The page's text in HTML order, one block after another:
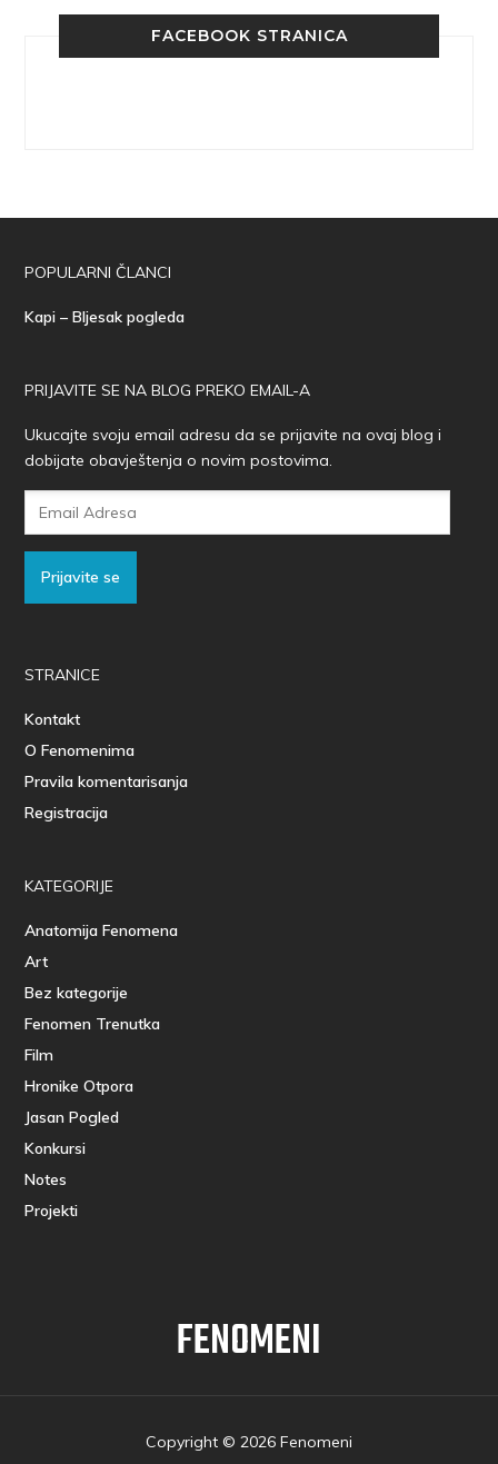
FACEBOOK STRANICA
POPULARNI ČLANCI
Kapi – Bljesak pogleda
PRIJAVITE SE NA BLOG PREKO EMAIL-A
Ukucajte svoju email adresu da se prijavite na ovaj blog i
dobijate obavještenja o novim postovima.
Prijavite se
STRANICE
Kontakt
O Fenomenima
Pravila komentarisanja
Registracija
KATEGORIJE
Anatomija Fenomena
Art
Bez kategorije
Fenomen Trenutka
Film
Hronike Otpora
Jasan Pogled
Konkursi
Notes
Projekti
FENOMENI
Copyright © 2026 Fenomeni